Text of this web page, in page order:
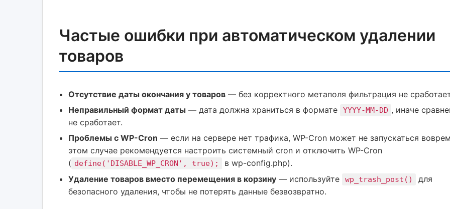
Частые ошибки при автоматическом удалении
товаров
Отсутствие даты окончания у товаров — без корректного метаполя фильтрация не
Неправильный формат даты — дата должна храниться в формате YYYY-MM-DD , иначе
не сработает.
Проблемы с WP-Cron — если на сервере нет трафика, WP-Cron может не запускаться
этом случае рекомендуется настроить системный cron и отключить WP-Cron
( define('DISABLE_WP_CRON', true);
в wp-config.php).
Удаление товаров вместо перемещения в корзину — используйте wp_trash_post()
для
безопасного удаления, чтобы не потерять данные безвозвратно.